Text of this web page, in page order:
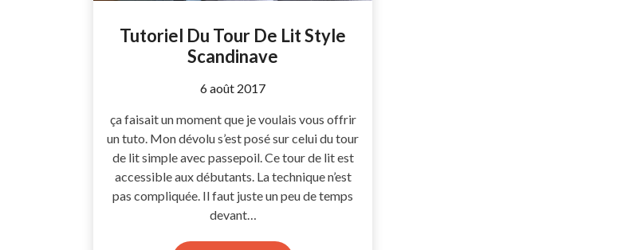
Tutoriel Du Tour De Lit Style
Scandinave
by
6 août 2017
ça faisait un moment que je voulais vous offrir
un tuto. Mon dévolu s’est posé sur celui du tour
de lit simple avec passepoil. Ce tour de lit est
accessible aux débutants. La technique n’est
pas compliquée. Il faut juste un peu de temps
devant…